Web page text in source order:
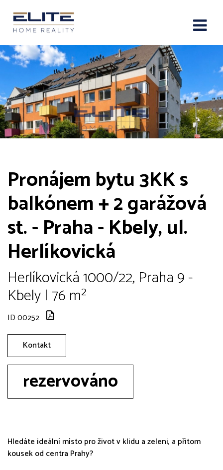
Pronájem bytu 3KK s
balkónem + 2 garážová
st. - Praha - Kbely, ul.
Herlíkovická
Herlíkovická 1000/22, Praha 9 -
Kbely | 76 m²
ID 00252
Kontakt
rezervováno
Hledáte ideální místo pro život v klidu a zeleni, a přitom
kousek od centra Prahy?